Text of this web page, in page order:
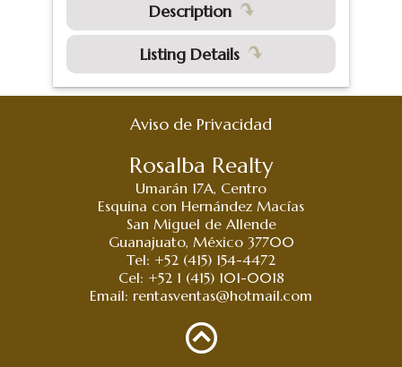
Description
Listing Details
Aviso de Privacidad
Rosalba Realty
Umarán 17A, Centro
Esquina con Hernández Macías
San Miguel de Allende
Guanajuato, México 37700
Tel: +52 (415) 154-4472
Cel: +52 1 (415) 101-0018
Email: rentasventas@hotmail.com